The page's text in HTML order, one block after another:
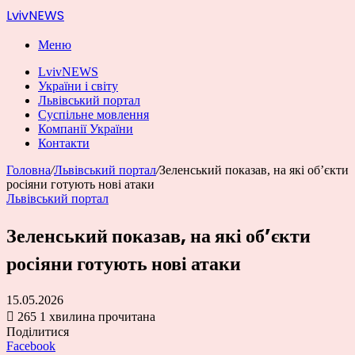
LvivNEWS
Меню
LvivNEWS
України і світу
Львівський портал
Суспільне мовлення
Компанії України
Контакти
Головна/Львівський портал/Зеленський показав, на які об’єкти
росіяни готують нові атаки
Львівський портал
Зеленський показав, на які об’єкти
росіяни готують нові атаки
15.05.2026
265 1 хвилина прочитана
Поділитися
Facebook